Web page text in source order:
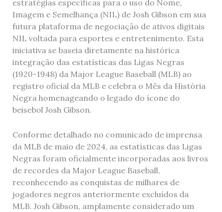
estratégias específicas para o uso do Nome,
Imagem e Semelhança (NIL) de Josh Gibson em sua
futura plataforma de negociação de ativos digitais
NIL voltada para esportes e entretenimento. Esta
iniciativa se baseia diretamente na histórica
integração das estatísticas das Ligas Negras
(1920-1948) da Major League Baseball (MLB) ao
registro oficial da MLB e celebra o Mês da História
Negra homenageando o legado do ícone do
beisebol Josh Gibson.
Conforme detalhado no comunicado de imprensa
da MLB de maio de 2024, as estatísticas das Ligas
Negras foram oficialmente incorporadas aos livros
de recordes da Major League Baseball,
reconhecendo as conquistas de milhares de
jogadores negros anteriormente excluídos da
MLB. Josh Gibson, amplamente considerado um